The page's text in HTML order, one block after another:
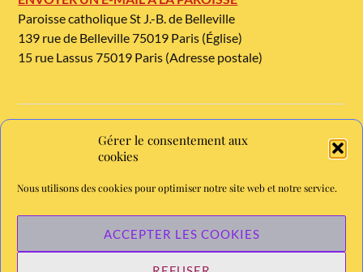
Gérer le consentement aux
cookies
Nous utilisons des cookies pour optimiser notre site web et notre service.
ACCEPTER LES COOKIES
Paroisse catholique St J.-B. de Belleville
139 rue de Belleville 75019 Paris (Église)
15 rue Lassus 75019 Paris (Adresse postale)
TELEPHONE ET METRO
Tél. : 01 42 08 54 54